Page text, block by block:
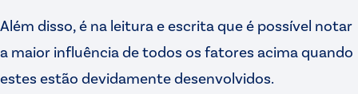
Além disso, é na leitura e escrita que é possível notar
a maior influência de todos os fatores acima quando
estes estão devidamente desenvolvidos.